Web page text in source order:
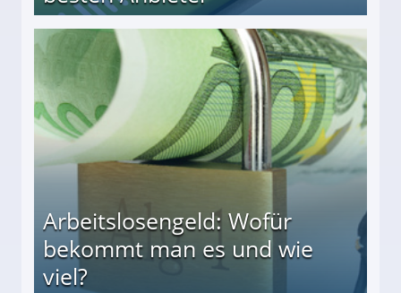
Arbeitslosengeld: Wofür
bekommt man es und wie
viel?